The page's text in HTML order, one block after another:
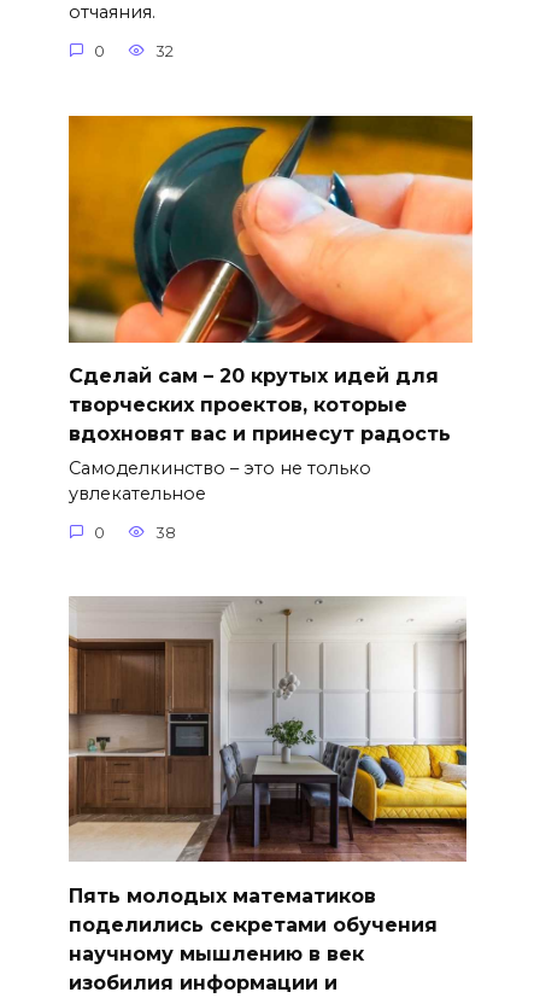
отчаяния.
0 32
Сделай сам – 20 крутых идей для
творческих проектов, которые
вдохновят вас и принесут радость
Самоделкинство – это не только
увлекательное
0 38
Пять молодых математиков
поделились секретами обучения
научному мышлению в век
изобилия информации и